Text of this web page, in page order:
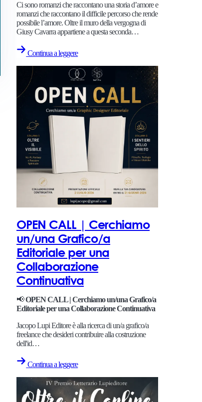
Ci sono romanzi che raccontano una storia d’amore e
romanzi che raccontano il difficile percorso che rende
possibile l’amore. Oltre il muro della vergogna di
Giusy Cavarra appartiene a questa seconda…
Continua a leggere
OPEN CALL | Cerchiamo
un/una Grafico/a
Editoriale per una
Collaborazione
Continuativa
📢OPEN CALL | Cerchiamo un/una Grafico/a
Editoriale per una Collaborazione Continuativa
Jacopo Lupi Editore è alla ricerca di un/a grafico/a
freelance che desideri contribuire alla costruzione
dell'id…
Continua a leggere